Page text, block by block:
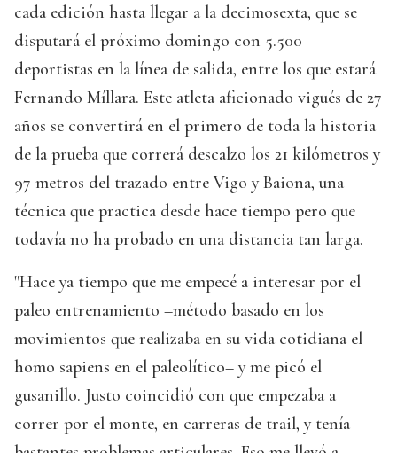
cada edición hasta llegar a la decimosexta, que se
disputará el próximo domingo con 5.500
deportistas en la línea de salida, entre los que estará
Fernando Míllara. Este atleta aficionado vigués de 27
años se convertirá en el primero de toda la historia
de la prueba que correrá descalzo los 21 kilómetros y
97 metros del trazado entre Vigo y Baiona, una
técnica que practica desde hace tiempo pero que
todavía no ha probado en una distancia tan larga.
"Hace ya tiempo que me empecé a interesar por el
paleo entrenamiento –método basado en los
movimientos que realizaba en su vida cotidiana el
homo sapiens en el paleolítico– y me picó el
gusanillo. Justo coincidió con que empezaba a
correr por el monte, en carreras de trail, y tenía